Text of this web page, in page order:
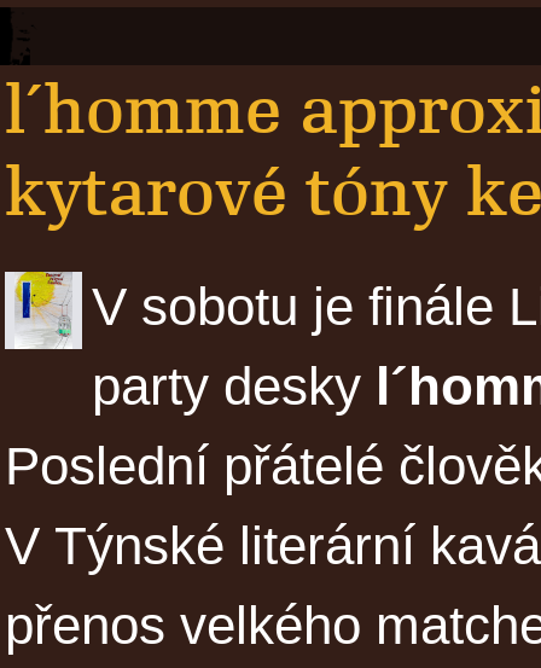
l´homme
kytarové tóny
V sobotu je finále
party desky
Poslední přátelé
V Týnské literární
přenos velkého